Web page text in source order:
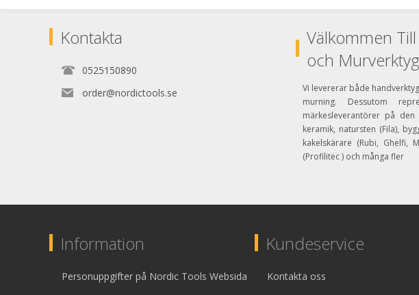
Kontakta
0525150890
order@nordictools.se
Välkommen
och
Vi levererar både
murning. Dessutom
märkesleverantörer på
keramik, natursten (Fila),
kakelskärare (Rubi, Ghelfi,
(Profilitec ) och många fler
Information
Personuppgifter på Nordic Tools Websida
Kundeservice
Kontakta oss